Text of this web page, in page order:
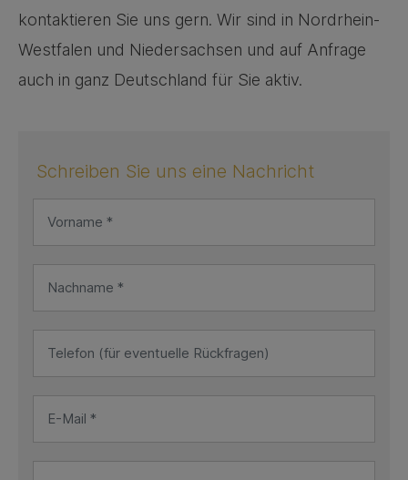
kontaktieren Sie uns gern. Wir sind in Nordrhein-
Westfalen und Niedersachsen und auf Anfrage
auch in ganz Deutschland für Sie aktiv.
Schreiben Sie uns eine Nachricht